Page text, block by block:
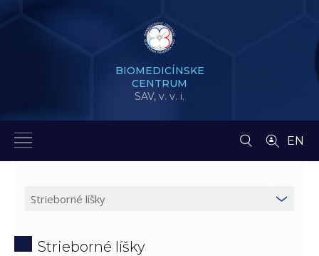
BIOMEDICÍNSKE
CENTRUM
SAV, v. v. i.
EN
Strieborné líšky